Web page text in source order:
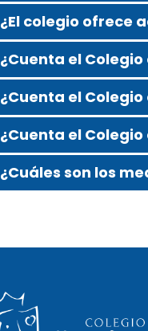
¿El colegio ofrece
¿Cuenta el
¿Cuenta el
¿Cuenta el
¿Cuáles son los